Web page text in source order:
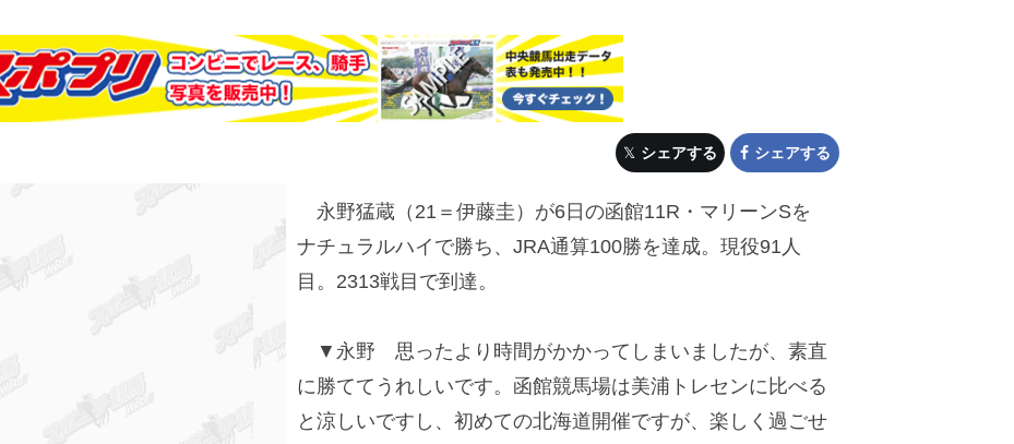
シェアする シェアする
永野猛蔵（21＝伊藤圭）が6日の函館11R・マリーンSを
ナチュラルハイで勝ち、JRA通算100勝を達成。現役91人
目。2313戦目で到達。
▼永野 思ったより時間がかかってしまいましたが、素直
に勝ててうれしいです。函館競馬場は美浦トレセンに比べる
と涼しいですし、初めての北海道開催ですが、楽しく過ごせ